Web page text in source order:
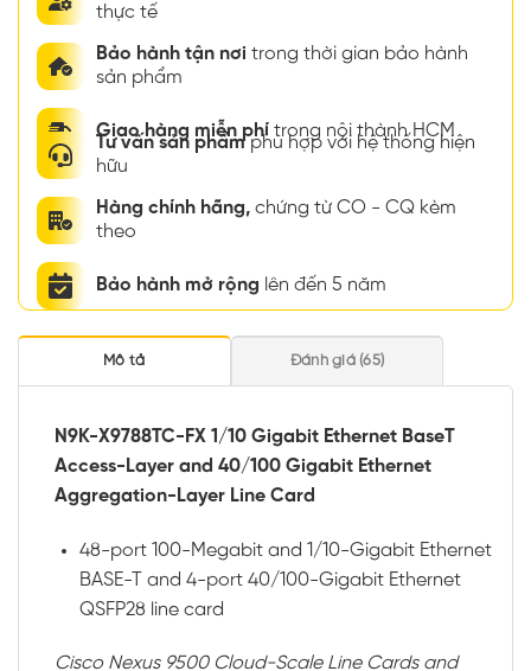
thực tế
Bảo hành tận nơi trong thời gian bảo hành
sản phẩm
Giao hàng miễn phí trong nội thành HCM
Tư vấn sản phẩmphù hợp với hệ thống hiện
hữu
Hàng chính hãng, chứng từ CO - CQ kèm
theo
Bảo hành mở rộng lên đến 5 năm
Mô tả Đánh giá (65)
N9K-X9788TC-FX 1/10 Gigabit Ethernet BaseT
Access-Layer and 40/100 Gigabit Ethernet
Aggregation-Layer Line Card
48-port 100-Megabit and 1/10-Gigabit Ethernet
BASE-T and 4-port 40/100-Gigabit Ethernet
QSFP28 line card
Cisco Nexus 9500 Cloud-Scale Line Cards and